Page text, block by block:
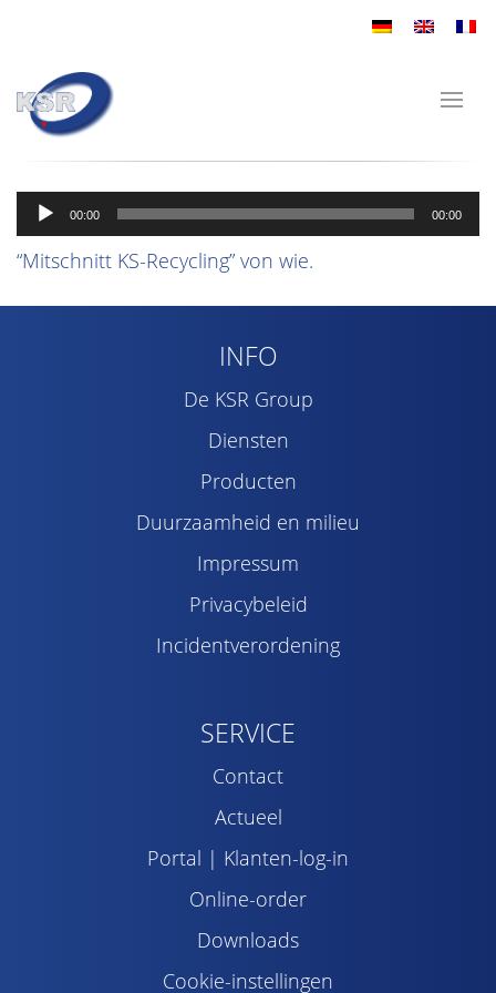
Audiospeler
00:00 00:00
“Mitschnitt KS-Recycling” von wie.
INFO
De KSR Group
Diensten
Producten
Duurzaamheid en milieu
Impressum
Privacybeleid
Incidentverordening
SERVICE
Contact
Actueel
Portal | Klanten-log-in
Online-order
Downloads
Cookie-instellingen